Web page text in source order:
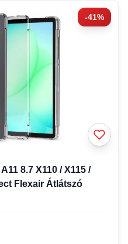
-41%
8.7 X110 / X115 /
Flexair Átlátszó